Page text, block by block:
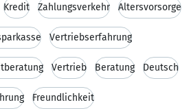
Kredit Zahlungsverkehr Altersvorsorge
Vertriebserfahrung
Vertrieb Beratung Deutsch
Freundlichkeit